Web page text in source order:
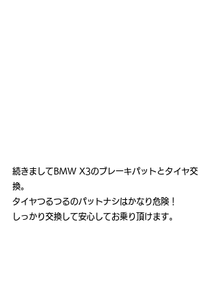
続きましてBMW X3のブレーキパットとタイヤ交
換。
タイヤつるつるのパットナシはかなり危険！
しっかり交換して安心してお乗り頂けます。